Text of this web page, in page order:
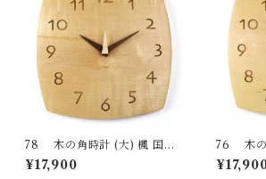
78 木の角時計 (大) 楓 国産
一点物 SWING オリジナル 無
垢 新築祝い 結婚祝い ナチュラ
¥17,900
76 木の角
一点物
垢 新築